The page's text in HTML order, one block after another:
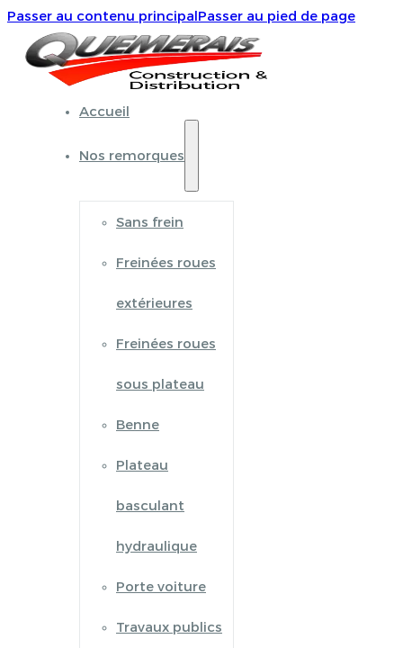
Passer au contenu principalPasser au pied de page
Accueil
Nos remorques
Sans frein
Freinées roues
extérieures
Freinées roues
sous plateau
Benne
Plateau
basculant
hydraulique
Porte voiture
Travaux publics